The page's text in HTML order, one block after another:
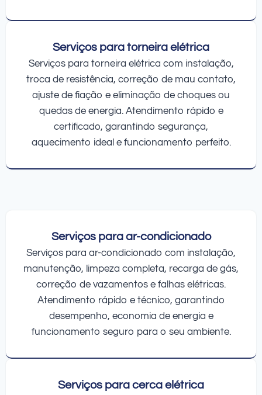
Serviços para torneira elétrica
Serviços para torneira elétrica com instalação,
troca de resistência, correção de mau contato,
ajuste de fiação e eliminação de choques ou
quedas de energia. Atendimento rápido e
certificado, garantindo segurança,
aquecimento ideal e funcionamento perfeito.
Serviços para ar-condicionado
Serviços para ar-condicionado com instalação,
manutenção, limpeza completa, recarga de gás,
correção de vazamentos e falhas elétricas.
Atendimento rápido e técnico, garantindo
desempenho, economia de energia e
funcionamento seguro para o seu ambiente.
Serviços para cerca elétrica